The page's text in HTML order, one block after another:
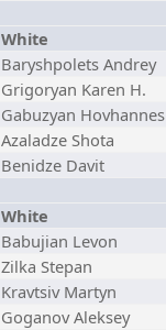
White
Baryshpolets Andrey
Grigoryan Karen H.
Gabuzyan Hovhannes
Azaladze Shota
Benidze Davit
White
Babujian Levon
Zilka Stepan
Kravtsiv Martyn
Goganov Aleksey